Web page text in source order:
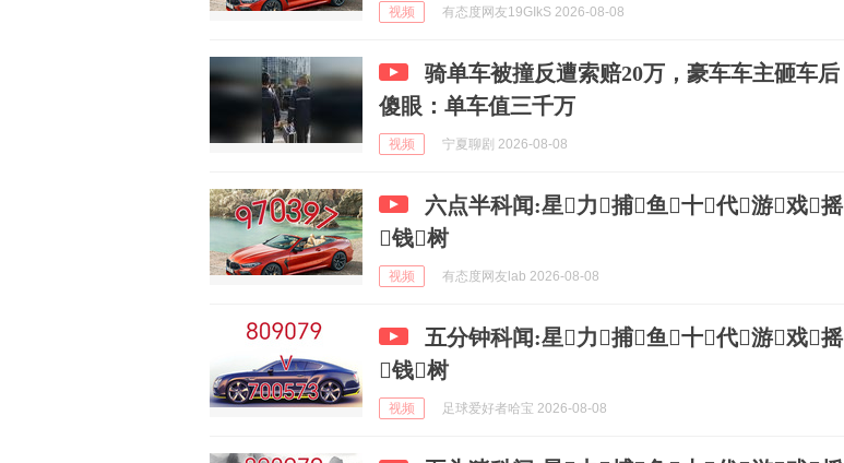
视频 有态度网友19GIkS 2026-08-08
骑单车被撞反遭索赔20万，豪车车主砸车后
傻眼：单车值三千万
视频 宁夏聊剧 2026-08-08
六点半科闻:星力捕鱼十代游戏摇
钱树
视频 有态度网友lab 2026-08-08
五分钟科闻:星力捕鱼十代游戏摇
钱树
视频 足球爱好者哈宝 2026-08-08